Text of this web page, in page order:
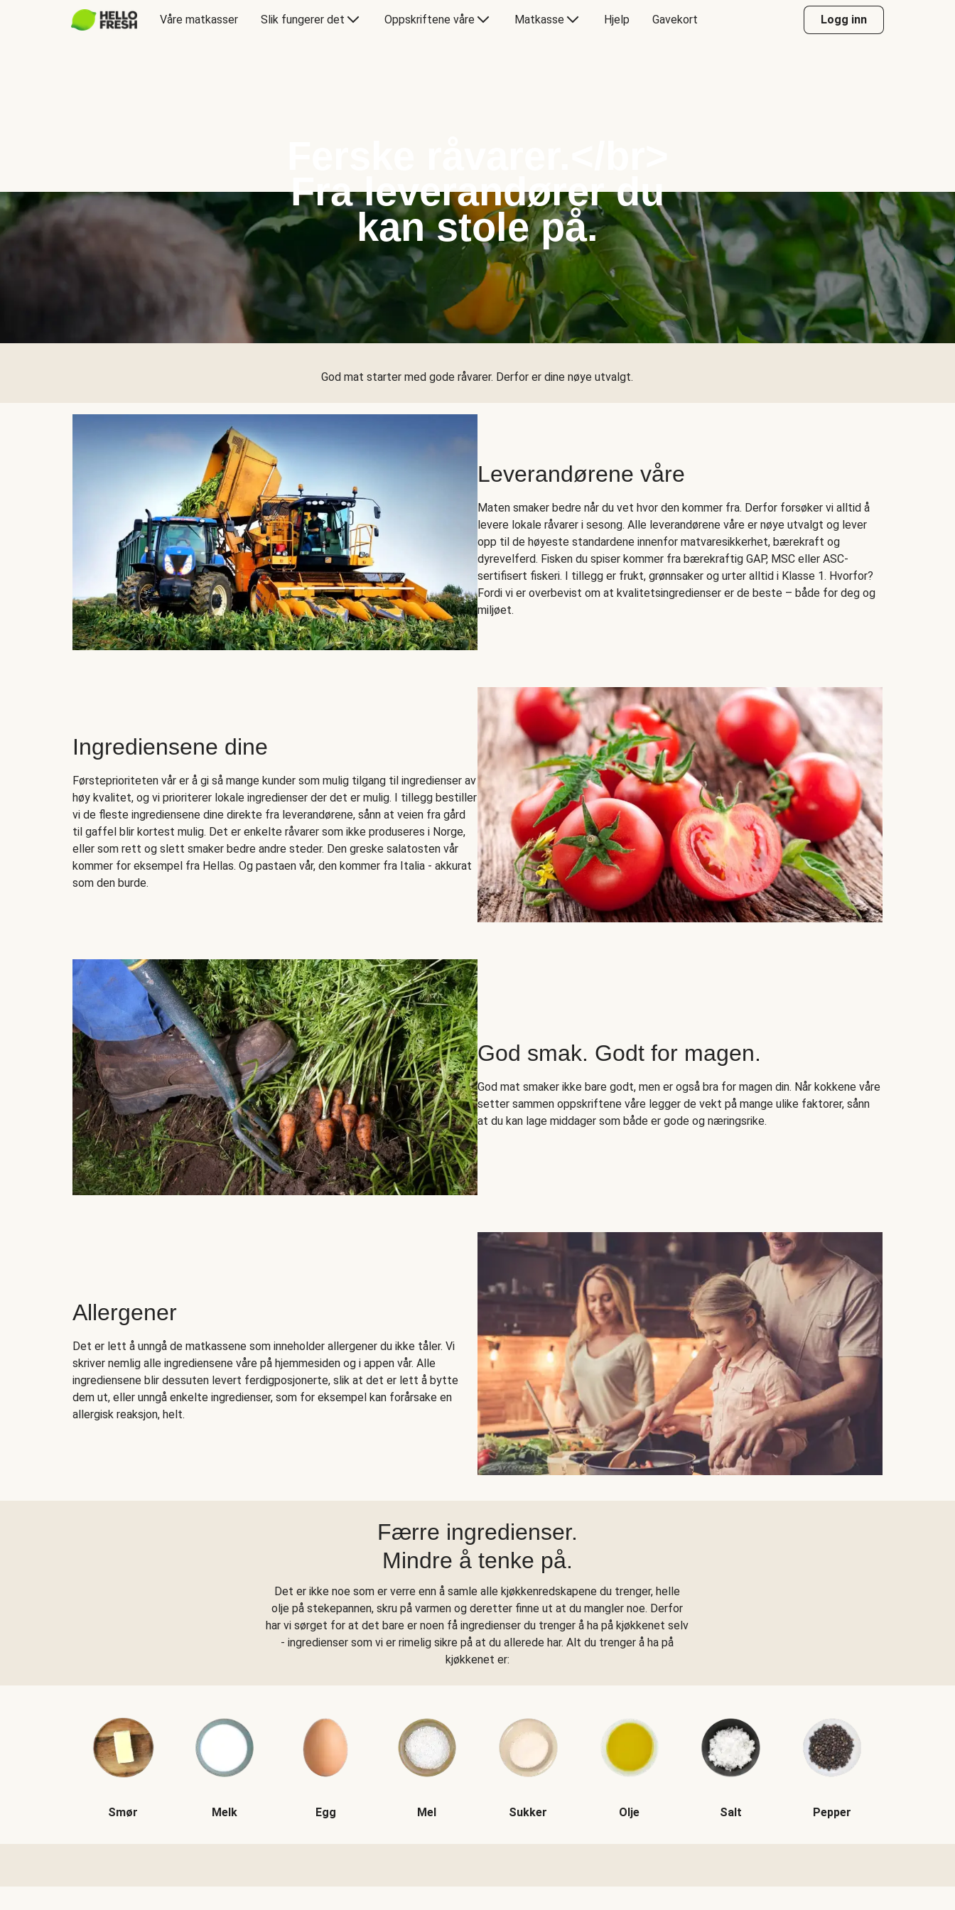
Våre matkasser Slik fungerer det Oppskriftene våre Matkasse Hjelp Gavekort Logg inn
Fra leverandører du
kan stole på.
God mat starter med gode råvarer. Derfor er dine nøye utvalgt.
Leverandørene våre
Maten smaker bedre når du vet hvor den kommer fra. Derfor forsøker vi alltid å
levere lokale råvarer i sesong. Alle leverandørene våre er nøye utvalgt og lever
opp til de høyeste standardene innenfor matvaresikkerhet, bærekraft og
dyrevelferd. Fisken du spiser kommer fra bærekraftig GAP, MSC eller ASC-
sertifisert fiskeri. I tillegg er frukt, grønnsaker og urter alltid i Klasse 1. Hvorfor?
Fordi vi er overbevist om at kvalitetsingredienser er de beste – både for deg og
miljøet.
Ingrediensene dine
Førsteprioriteten vår er å gi så mange kunder som mulig tilgang til ingredienser av
høy kvalitet, og vi prioriterer lokale ingredienser der det er mulig. I tillegg bestiller
vi de fleste ingrediensene dine direkte fra leverandørene, sånn at veien fra gård
til gaffel blir kortest mulig. Det er enkelte råvarer som ikke produseres i Norge,
eller som rett og slett smaker bedre andre steder. Den greske salatosten vår
kommer for eksempel fra Hellas. Og pastaen vår, den kommer fra Italia - akkurat
som den burde.
God smak. Godt for magen.
God mat smaker ikke bare godt, men er også bra for magen din. Når kokkene våre
setter sammen oppskriftene våre legger de vekt på mange ulike faktorer, sånn
at du kan lage middager som både er gode og næringsrike.
Allergener
Det er lett å unngå de matkassene som inneholder allergener du ikke tåler. Vi
skriver nemlig alle ingrediensene våre på hjemmesiden og i appen vår. Alle
ingrediensene blir dessuten levert ferdigposjonerte, slik at det er lett å bytte
dem ut, eller unngå enkelte ingredienser, som for eksempel kan forårsake en
allergisk reaksjon, helt.
Færre ingredienser.
Mindre å tenke på.
Det er ikke noe som er verre enn å samle alle kjøkkenredskapene du trenger, helle
olje på stekepannen, skru på varmen og deretter finne ut at du mangler noe. Derfor
har vi sørget for at det bare er noen få ingredienser du trenger å ha på kjøkkenet selv
- ingredienser som vi er rimelig sikre på at du allerede har. Alt du trenger å ha på
kjøkkenet er:
Smør Melk Egg Mel Sukker Olje Salt Pepper